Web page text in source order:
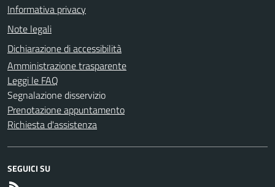
Informativa privacy
Note legali
Dichiarazione di accessibilità
Amministrazione trasparente
Leggi le FAQ
Segnalazione disservizio
Prenotazione appuntamento
Richiesta d'assistenza
SEGUICI SU